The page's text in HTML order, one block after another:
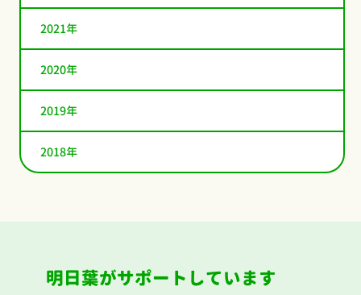
2021年
2020年
2019年
2018年
明日葉がサポートしています